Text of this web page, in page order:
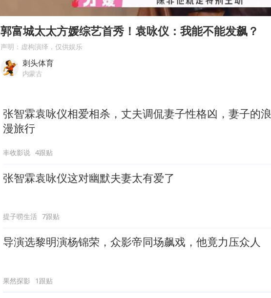
百花奖开幕式
2名小孩玩手机低头幅度近乎折叠
郭富城太太方媛综艺首秀！袁咏仪：我能不能发飙？
声明：虚构演绎，仅供娱乐
刺头体育
内蒙古
张智霖袁咏仪相爱相杀，丈夫调侃妻子性格凶，妻子的浪
漫旅行
丰收影说 4跟贴
张智霖袁咏仪这对幽默夫妻太有爱了
提子唠生活 7跟贴
导演选黎明演杨锦荣，众影帝同场飙戏，他竟力压众人
果然探影 1跟贴